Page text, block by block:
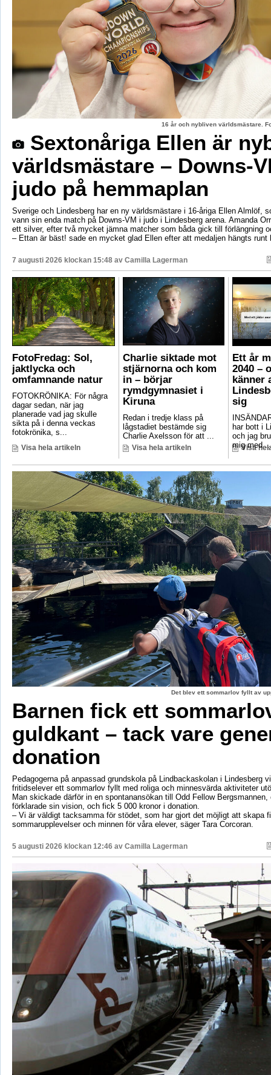
16 år och nybliven världsmästare.
Sextonåriga Ellen är
världsmästare – Downs-
judo på hemmaplan
Sverige och Lindesberg har en ny världsmästare i 16-åriga Ellen Almlöf,
vann sin enda match på Downs-VM i judo i Lindesberg arena. Amanda
ett silver, efter två mycket jämna matcher som båda gick till förlängning
– Ettan är bäst! sade en mycket glad Ellen efter att medaljen hängts runt
7 augusti 2026 klockan 15:48 av Camilla Lagerman
FotoFredag: Sol,
jaktlycka och
omfamnande natur
FOTOKRÖNIKA: För några
dagar sedan, när jag
planerade vad jag skulle
sikta på i denna veckas
fotokrönika, s...
Visa hela artikeln
Charlie siktade mot
stjärnorna och kom
in – börjar
rymdgymnasiet i
Kiruna
Redan i tredje klass på
lågstadiet bestämde sig
Charlie Axelsson för att ...
Visa hela artikeln
Ett år
2040 –
känner
sig
har bott i
och jag
mig med
Visa
Det blev ett sommarlov fyllt av
Barnen fick ett
guldkant – tack vare
donation
Pedagogerna på anpassad grundskola på Lindbackaskolan i Lindesberg
fritidselever ett sommarlov fyllt med roliga och minnesvärda aktiviteter
Man skickade därför in en spontanansökan till Odd Fellow Bergsmannen,
förklarade sin vision, och fick 5 000 kronor i donation.
– Vi är väldigt tacksamma för stödet, som har gjort det möjligt att skapa
sommarupplevelser och minnen för våra elever, säger Tara Corcoran.
5 augusti 2026 klockan 12:46 av Camilla Lagerman